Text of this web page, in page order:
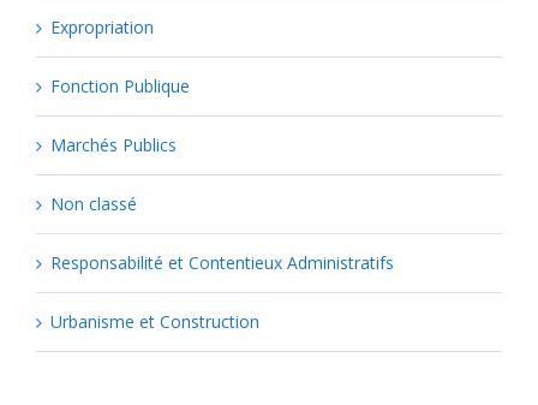
Expropriation
Fonction Publique
Marchés Publics
Non classé
Responsabilité et Contentieux Administratifs
Urbanisme et Construction